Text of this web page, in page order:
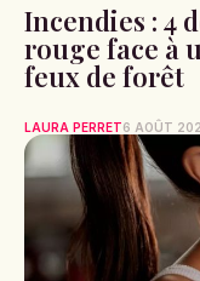
Incendies : 4
rouge face à
feux de forêt
LAURA PERRET6 AOÛT